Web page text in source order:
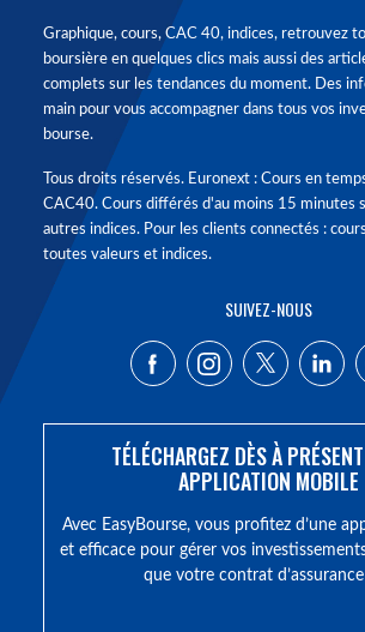
Graphique, cours, CAC 40, indices, retrouvez
boursière en quelques clics mais aussi des
complets sur les tendances du moment. Des
main pour vous accompagner dans tous vos
bourse.
Tous droits réservés. Euronext : Cours en
CAC40. Cours différés d'au moins 15 minutes
autres indices. Pour les clients connectés :
toutes valeurs et indices.
SUIVEZ-NOUS
TÉLÉCHARGEZ DÈS À
APPLICATION MOBILE
Avec EasyBourse, vous profitez d’une
et efficace pour gérer vos
que votre contrat